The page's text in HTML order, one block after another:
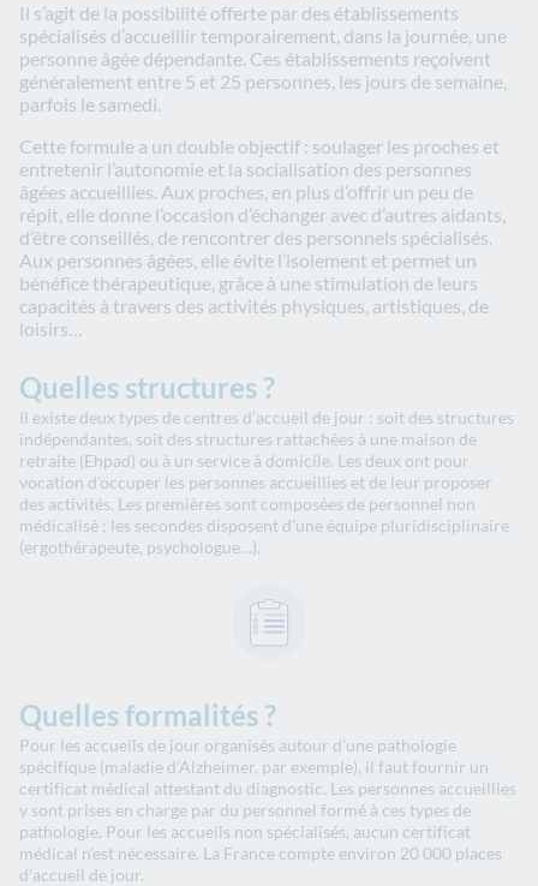
Il s’agit de la possibilité offerte par des établissements
spécialisés d’accueillir temporairement, dans la journée, une
personne âgée dépendante. Ces établissements reçoivent
généralement entre 5 et 25 personnes, les jours de semaine,
parfois le samedi.
Cette formule a un double objectif : soulager les proches et
entretenir l’autonomie et la socialisation des personnes
âgées accueillies. Aux proches, en plus d’offrir un peu de
répit, elle donne l’occasion d’échanger avec d’autres aidants,
d’être conseillés, de rencontrer des personnels spécialisés.
Aux personnes âgées, elle évite l’isolement et permet un
bénéfice thérapeutique, grâce à une stimulation de leurs
capacités à travers des activités physiques, artistiques, de
loisirs…
Quelles structures ?
Il existe deux types de centres d’accueil de jour : soit des structures
indépendantes, soit des structures rattachées à une maison de
retraite (Ehpad) ou à un service à domicile. Les deux ont pour
vocation d’occuper les personnes accueillies et de leur proposer
des activités. Les premières sont composées de personnel non
médicalisé ; les secondes disposent d’une équipe pluridisciplinaire
(ergothérapeute, psychologue…).
Quelles formalités ?
Pour les accueils de jour organisés autour d’une pathologie
spécifique (maladie d’Alzheimer, par exemple), il faut fournir un
certificat médical attestant du diagnostic. Les personnes accueillies
y sont prises en charge par du personnel formé à ces types de
pathologie. Pour les accueils non spécialisés, aucun certificat
médical n’est nécessaire. La France compte environ 20 000 places
d’accueil de jour.